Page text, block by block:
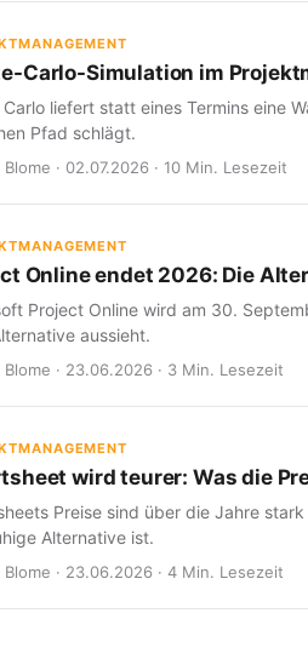
Carlo-Simulation im
Carlo liefert statt eines Termins eine
Pfad schlägt.
· 02.07.2026 · 10 Min. Lesezeit
Online endet 2026: Die
Project Online wird am 30.
aussieht.
Blome · 23.06.2026 · 3 Min. Lesezeit
wird teurer: Was die
Preise sind über die Jahre
Alternative ist.
Blome · 23.06.2026 · 4 Min. Lesezeit